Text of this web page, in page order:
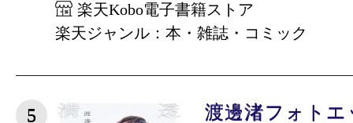
楽天Kobo電子書籍ストア
楽天ジャンル：本・雑誌・コミック
5
渡邊渚フォト